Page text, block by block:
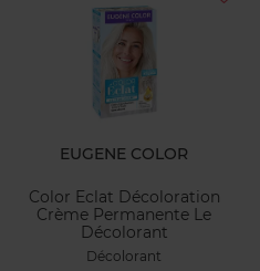
EUGENE COLOR
Color Eclat Décoloration
Crème Permanente Le
Décolorant
Décolorant